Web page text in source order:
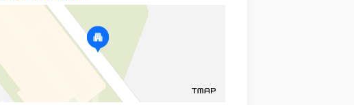
을 한 화면에서 비교해 사용자가 자신의 일정과 예산에 맞는 차량을 선택할 수 있도
만족스러
기현
옆방에서 문 여닫는 소리가 다 울림 이정표 표시가 복잡함 부
페는 먹을만 했음 바다가 앞이라 괜찮음
2026.05.06